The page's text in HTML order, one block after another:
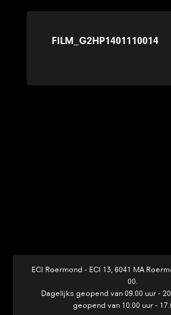
FILM_G2HP1401110014
ECI Roermond - ECI 13, 6041 MA
00
Dagelijks geopend van 09.00 uur -
geopend van 10.00 uur -